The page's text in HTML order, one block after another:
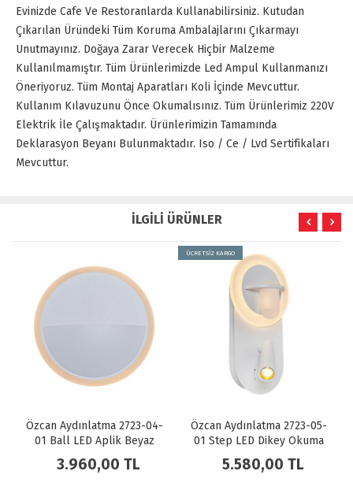
Evinizde Cafe Ve Restoranlarda Kullanabilirsiniz. Kutudan
Çıkarılan Üründeki Tüm Koruma Ambalajlarını Çıkarmayı
Unutmayınız. Doğaya Zarar Verecek Hiçbir Malzeme
Kullanılmamıştır. Tüm Ürünlerimizde Led Ampul Kullanmanızı
Öneriyoruz. Tüm Montaj Aparatları Koli İçinde Mevcuttur.
Kullanım Kılavuzunu Önce Okumalısınız. Tüm Ürünlerimiz 220V
Elektrik İle Çalışmaktadır. Ürünlerimizin Tamamında
Deklarasyon Beyanı Bulunmaktadır. Iso / Ce / Lvd Sertifikaları
Mevcuttur.
İLGİLİ ÜRÜNLER
2723-04-
Aplik Beyaz
TL
Özcan Aydınlatma 2723-05-
01 Step LED Dikey Okuma
Lambalı Aplik Beyaz
5.580,00 TL
Özcan
19 Ball